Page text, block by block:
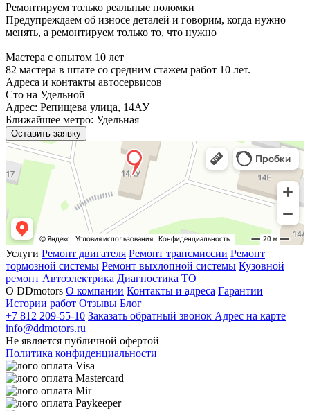
Ремонтируем только реальные поломки
Предупреждаем об износе деталей и говорим, когда нужно
менять, а ремонтируем только то, что нужно
Мастера с опытом 10 лет
82 мастера в штате со средним стажем работ 10 лет.
Адреса и контакты автосервисов
Сто на Удельной
Адрес: Репищева улица, 14АУ
Ближайшее метро: Удельная
Оставить заявку
Услуги Ремонт двигателя Ремонт трансмиссии Ремонт
тормозной системы Ремонт выхлопной системы Кузовной
ремонт Автоэлектрика Диагностика ТО
О DDmotors О компании Контакты и адреса Гарантии
Истории работ Отзывы Блог
+7 812 209-55-10 Заказать обратный звонок Адрес на карте
info@ddmotors.ru
Не является публичной офертой
Политика конфиденциальности